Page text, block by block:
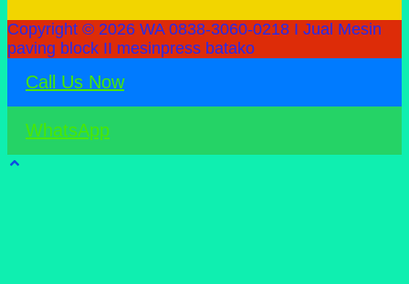
Copyright © 2026 WA 0838-3060-0218 I Jual Mesin
paving block II mesinpress batako
Call Us Now
WhatsApp